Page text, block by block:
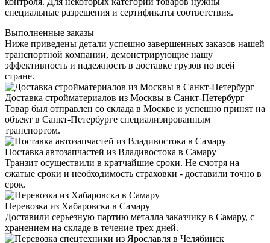
специальные разрешения и сертификаты соответствия.
Выполненные заказы
Ниже приведены детали успешно завершенных заказов нашей
транспортной компании, демонстрирующие нашу
эффективность и надежность в доставке грузов по всей
стране.
Доставка стройматериалов из Москвы в Санкт-Петербург
Товар был отправлен со склада в Москве и успешно принят на
объект в Санкт-Петербурге специализированным
транспортом.
Поставка автозапчастей из Владивостока в Самару
Транзит осуществили в кратчайшие сроки. Не смотря на
сжатые сроки и необходимость страховки - доставили точно в
срок.
Перевозка из Хабаровска в Самару
Доставили серьезную партию металла заказчику в Самару, с
хранением на складе в течение трех дней.